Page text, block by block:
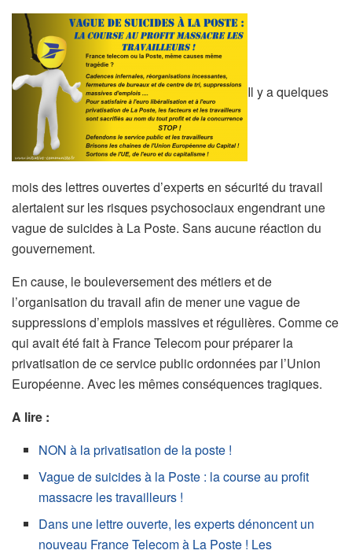
Il y a quelques
mois des lettres ouvertes d’experts en sécurité du travail
alertaient sur les risques psychosociaux engendrant une
vague de suicides à La Poste. Sans aucune réaction du
gouvernement.
En cause, le bouleversement des métiers et de
l’organisation du travail afin de mener une vague de
suppressions d’emplois massives et régulières. Comme ce
qui avait été fait à France Telecom pour préparer la
privatisation de ce service public ordonnées par l’Union
Européenne. Avec les mêmes conséquences tragiques.
A lire :
NON à la privatisation de la poste !
Vague de suicides à la Poste : la course au profit
massacre les travailleurs !
Dans une lettre ouverte, les experts dénoncent un
nouveau France Telecom à La Poste ! Les